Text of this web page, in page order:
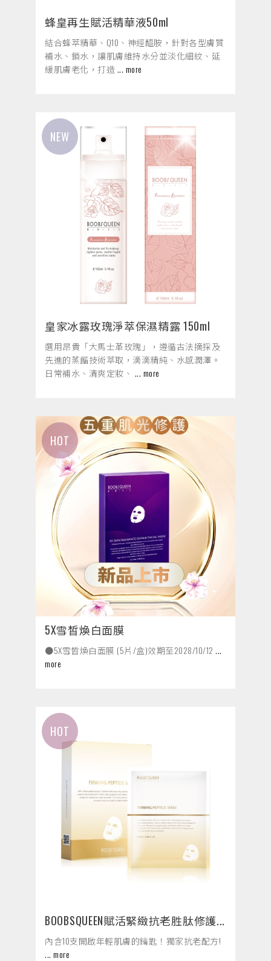
蜂皇再生賦活精華液50ml
結合蜂萃精華、Q10、神經醯胺，針對各型膚質
補水、鎖水，讓肌膚維持水分並淡化細紋、延
緩肌膚老化，打造 ... more
皇家冰露玫瑰淨萃保濕精露 150ml
選用昂貴「大馬士革玫瑰」，遵循古法摘採及
先進的蒸餾技術萃取，滴滴精純、水感潤澤。
日常補水、清爽定妝、 ... more
5X雪皙煥白面膜
●5X雪皙煥白面膜 (5片/盒)效期至2028/10/12 ...
more
BOOBSQUEEN賦活緊緻抗老胜肽修護...
內含10支開啟年輕肌膚的鑰匙！獨家抗老配方!
... more